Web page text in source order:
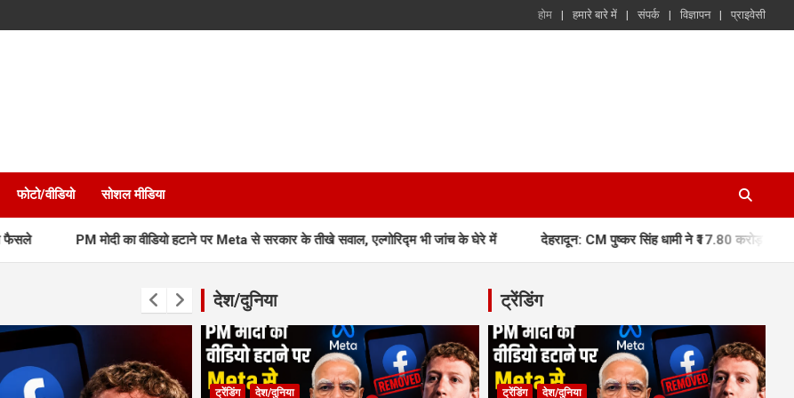
होम हमारे बारे में संपर्क विज्ञापन प्राइवेसी
फोटो/वीडियो सोशल मीडिया
PM मोदी का वीडियो हटाने पर Meta से सरकार के तीखे सवाल, एल्गोरिद्म भी जांच के घेरे में देहरादून: CM पुष्कर सिंह धामी ने ₹17.80 करोड़ की विकास
देश/दुनिया
ट्रेंडिंग देश/दुनिया
ट्रेंडिंग
ट्रेंडिंग देश/दुनिया